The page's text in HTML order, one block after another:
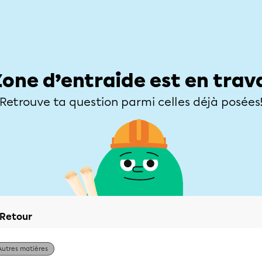
d’entraide est en
Retrouve ta question parmi celles déjà
Retour
matières